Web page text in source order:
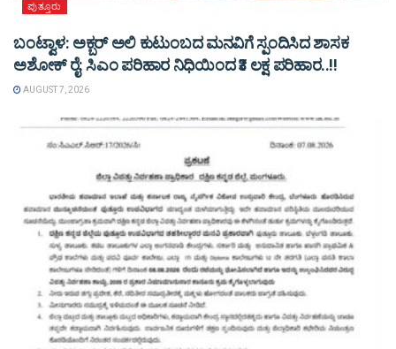
ಪುತ್ತೂರು
ಬಂಟ್ವಾಳ: ಅಕ್ಬರ್ ಅಲಿ ಕುಟುಂಬದ ಮನವಿಗೆ ಸ್ಪಂದಿಸಿದ ಶಾಸಕ
ಅಶೋಕ್ ರೈ: ಸಿಎಂ ಪರಿಹಾರ ನಿಧಿಯಿಂದ ₹3 ಲಕ್ಷ ಪರಿಹಾರ..!!
AUGUST 7, 2026